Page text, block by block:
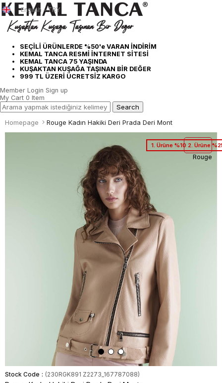
SEÇİLİ ÜRÜNLERDE %50'e VARAN İNDİRİM
KEMAL TANCA RESMİ İNTERNET SİTESİ
KEMAL TANCA 75 YAŞINDA
KUŞAKTAN KUŞAĞA TAŞINAN BİR DEĞER
999 TL ÜZERİ ÜCRETSİZ KARGO
English - TRY
Member Login Sign up
My Cart 0 Item
Homepage Rouge Kadın Hakiki Deri Prada Deri Mont
1. Ürüne %10 2. Ürüne
Rouge
Stock Code (230RGK891 Z2273_167787088)